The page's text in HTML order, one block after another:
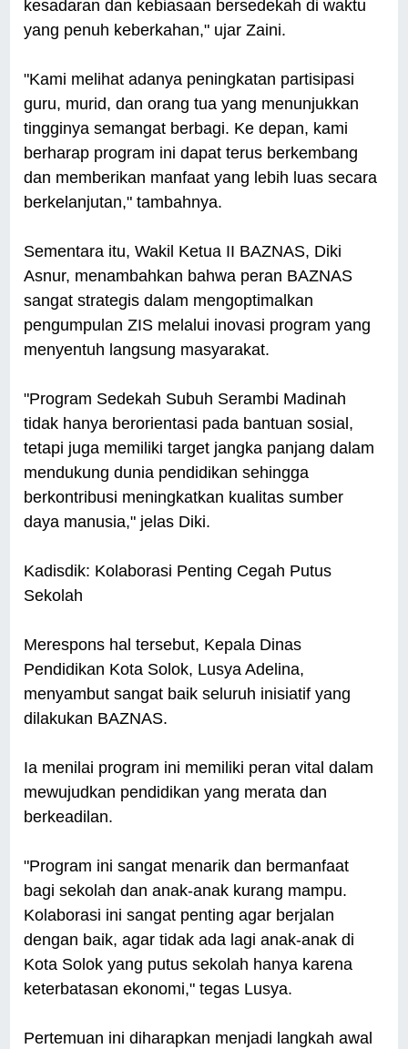
kesadaran dan kebiasaan bersedekah di waktu
yang penuh keberkahan," ujar Zaini.
"Kami melihat adanya peningkatan partisipasi
guru, murid, dan orang tua yang menunjukkan
tingginya semangat berbagi. Ke depan, kami
berharap program ini dapat terus berkembang
dan memberikan manfaat yang lebih luas secara
berkelanjutan," tambahnya.
Sementara itu, Wakil Ketua II BAZNAS, Diki
Asnur, menambahkan bahwa peran BAZNAS
sangat strategis dalam mengoptimalkan
pengumpulan ZIS melalui inovasi program yang
menyentuh langsung masyarakat.
"Program Sedekah Subuh Serambi Madinah
tidak hanya berorientasi pada bantuan sosial,
tetapi juga memiliki target jangka panjang dalam
mendukung dunia pendidikan sehingga
berkontribusi meningkatkan kualitas sumber
daya manusia," jelas Diki.
Kadisdik: Kolaborasi Penting Cegah Putus
Sekolah
Merespons hal tersebut, Kepala Dinas
Pendidikan Kota Solok, Lusya Adelina,
menyambut sangat baik seluruh inisiatif yang
dilakukan BAZNAS.
Ia menilai program ini memiliki peran vital dalam
mewujudkan pendidikan yang merata dan
berkeadilan.
"Program ini sangat menarik dan bermanfaat
bagi sekolah dan anak-anak kurang mampu.
Kolaborasi ini sangat penting agar berjalan
dengan baik, agar tidak ada lagi anak-anak di
Kota Solok yang putus sekolah hanya karena
keterbatasan ekonomi," tegas Lusya.
Pertemuan ini diharapkan menjadi langkah awal